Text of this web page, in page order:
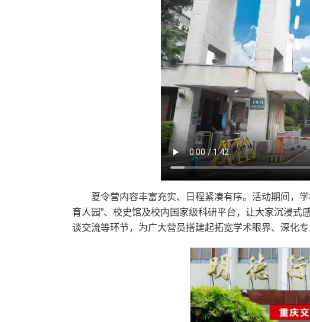
夏令营内容丰富充实、日程紧凑有序。活动期间，
育人园”、校史馆及校内国家级科研平台，让大家沉浸
谈交流等环节，为广大营员搭建起拓宽学术眼界、深化专